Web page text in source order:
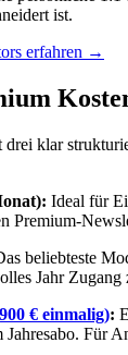
ist.
erfahren →
klar
Ideal für
Premium-
beliebteste
Jahr
€ einmalig):
Jahresabo. Für